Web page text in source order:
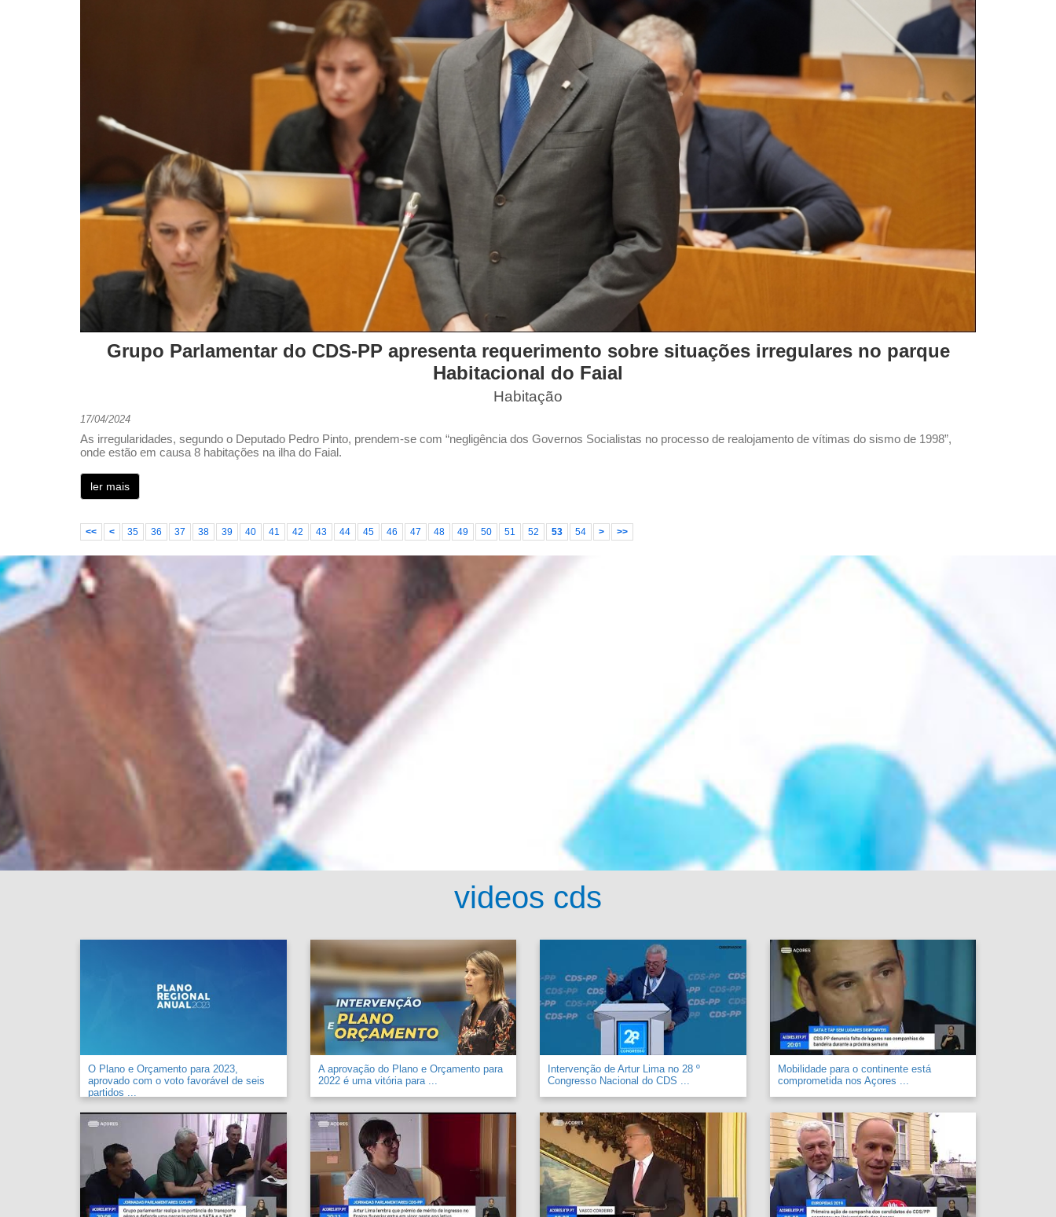
Grupo Parlamentar do CDS-PP apresenta requerimento sobre situações irregulares no parque
Habitacional do Faial
Habitação
17/04/2024
As irregularidades, segundo o Deputado Pedro Pinto, prendem-se com “negligência dos Governos Socialistas no processo de realojamento de vítimas do sismo de 1998”,
onde estão em causa 8 habitações na ilha do Faial.
ler mais
<< < 35 36 37 38 39 40 41 42 43 44 45 46 47 48 49 50 51 52 53 54 > >>
videos cds
O Plano e Orçamento para 2023,
aprovado com o voto favorável de seis
partidos ...
A aprovação do Plano e Orçamento para
2022 é uma vitória para ...
Intervenção de Artur Lima no 28 º
Congresso Nacional do CDS ...
Mobilidade para o continente está
comprometida nos Açores ...